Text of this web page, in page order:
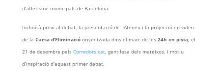
d’atletisme municipals de Barcelona.
Inclourà previ al debat, la presentació de l’Ateneu i la projecció en video
de la Cursa d’Eliminacióorganitzada dins el marc de les 24h en pista, el
21 de desembre pels Corredors.cat, gentilesa dels mateixos, i motiu
d’inspiració d’aquest primer debat.